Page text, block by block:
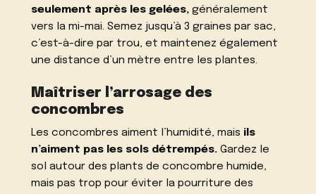
seulement après les gelées, généralement
vers la mi-mai. Semez jusqu’à 3 graines par sac,
c’est-à-dire par trou, et maintenez également
une distance d’un mètre entre les plantes.
Maîtriser l’arrosage des
concombres
Les concombres aiment l’humidité, mais ils
n’aiment pas les sols détrempés.Gardez le
sol autour des plants de concombre humide,
mais pas trop pour éviter la pourriture des